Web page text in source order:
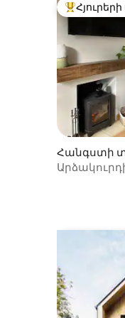
Հյուրերի
Հյուրերի
Հանգստի
-ում